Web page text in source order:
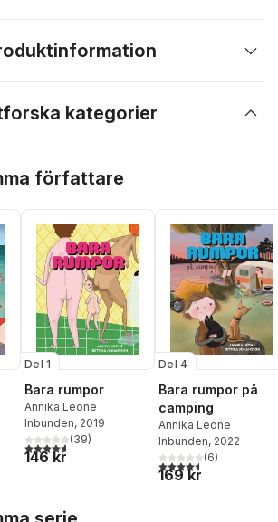
kategorier
författare
antal röster:
Del 1
Bara rumpor
Annika Leone
Inbunden, 2019
4,6utav 5 stjärnor. Totalt antal röster:
(39)
146 kr
Del 4
Bara rumpor på
camping
Annika Leone
Inbunden, 2022
4,5utav 5 stjärnor.
(6)
169 kr